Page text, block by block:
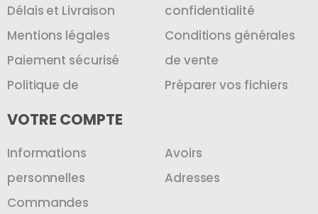
Délais et Livraison
Mentions légales
Paiement sécurisé
Politique de
confidentialité
Conditions générales
de vente
Préparer vos fichiers
VOTRE COMPTE
Informations
personnelles
Commandes
Avoirs
Adresses